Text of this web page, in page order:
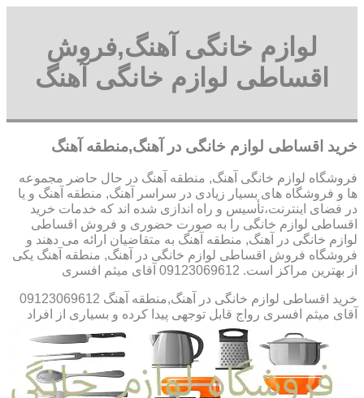
لوازم خانگی آهنگ,فروش
اقساطی لوازم خانگی آهنگ
خرید اقساطی لوازم خانگی در آهنگ,منطقه آهنگ
فروشگاه لوازم خانگی آهنگ, منطقه آهنگ در حال حاضر مجموعه
ها و فروشگاه های بسیار زیادی در سراسر آهنگ, منطقه آهنگ و یا
در فضای اینترنت،تأسیس و راه اندازی شده اند که خدمات خرید
اقساطی لوازم خانگی را به صورت حضوری و فروش اقساطی
لوازم خانگی در آهنگ, منطقه آهنگ به متقاضیان ارائه می دهند و
فروشگاه فروش اقساطی لوازم خانگی در آهنگ, منطقه آهنگ یکی
از بهترین مراکز است. 09123069612 آقای میثم افسری
خرید اقساطی لوازم خانگی در آهنگ,منطقه آهنگ 09123069612
آقای میثم افسری رواج قابل توجهی پیدا کرده و بسیاری از افراد